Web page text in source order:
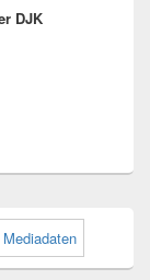
DJK